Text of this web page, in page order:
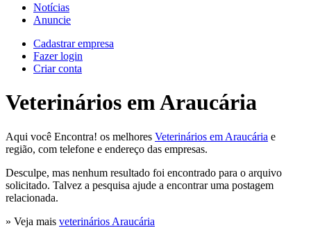
Notícias
Anuncie
Cadastrar empresa
Fazer login
Criar conta
Veterinários em Araucária
Aqui você Encontra! os melhores Veterinários em Araucária e
região, com telefone e endereço das empresas.
Desculpe, mas nenhum resultado foi encontrado para o arquivo
solicitado. Talvez a pesquisa ajude a encontrar uma postagem
relacionada.
» Veja mais veterinários Araucária